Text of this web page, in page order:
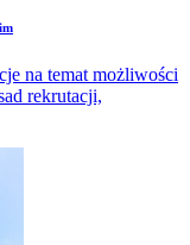
na temat możliwości
rekrutacji,